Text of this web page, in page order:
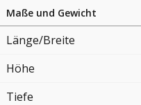
Maße und Gewicht
Länge/Breite
Höhe
Tiefe